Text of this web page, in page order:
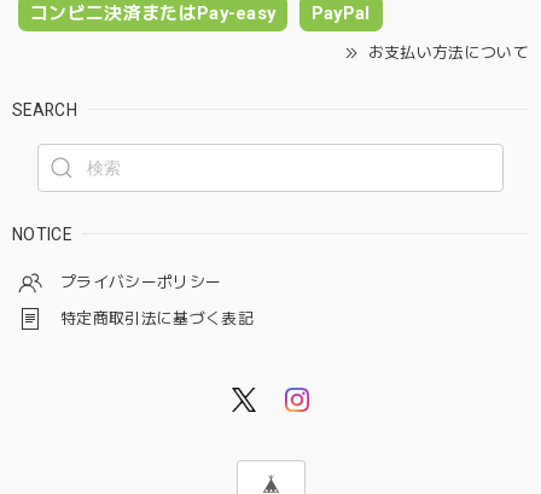
コンビニ決済またはPay-easy PayPal
お支払い方法について
SEARCH
NOTICE
プライバシーポリシー
特定商取引法に基づく表記